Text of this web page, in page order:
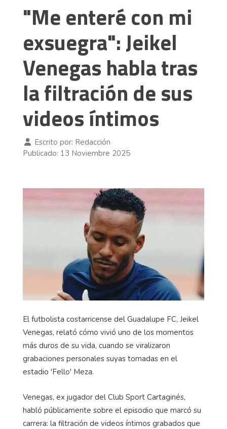
"Me enteré con mi
exsuegra": Jeikel
Venegas habla tras
la filtración de sus
videos íntimos
Escrito por: Redacción
Publicado: 13 Noviembre 2025
El futbolista costarricense del Guadalupe FC, Jeikel
Venegas, relató cómo vivió uno de los momentos
más duros de su vida, cuando se viralizaron
grabaciones personales suyas tomadas en el
estadio 'Fello' Meza.
Venegas, ex jugador del Club Sport Cartaginés,
habló públicamente sobre el episodio que marcó su
carrera: la filtración de videos íntimos grabados que